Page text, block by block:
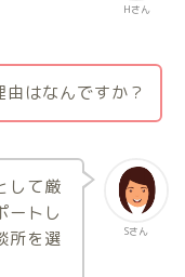
Hさん
はなんですか？
Sさん
して厳
ートし
所を選